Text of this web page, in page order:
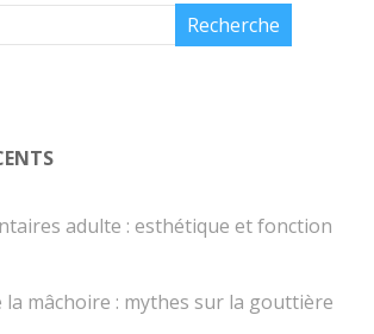
adulte : esthétique et fonction
la mâchoire : mythes sur la gouttière